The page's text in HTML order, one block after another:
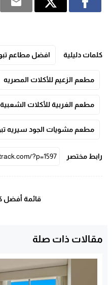
كلمات دليلية افضل مطاعم
مطعم الزعيم للأكلات المصريه
مطعم الغربية للأكلات الشعبية
مطعم مشويات الجود سيريه
رابط مختصر
قائمة أفضل
مقالات ذات صلة